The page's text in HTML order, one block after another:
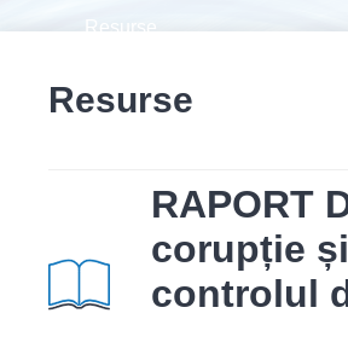
Resurse
Resurse
RAPORT
corupție
controlul